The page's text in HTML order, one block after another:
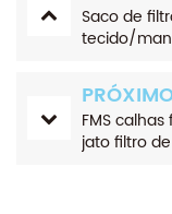
Saco de
tecido/
FMS
jato filtro